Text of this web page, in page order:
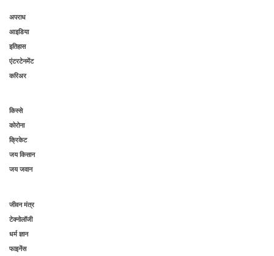
अपराध
आइडिया
इतिहास
एंटरटेनमेंट
करिअर
किस्से
कोरोना
क्रिकेट
जय किसान
जय जवान
जीवन मंत्र
टेक्नोलॉजी
धर्म ज्ञान
फाइनेंस